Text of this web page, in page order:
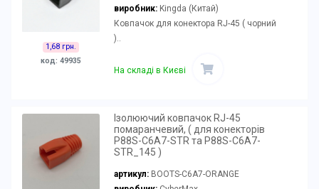
1,68 грн.
код: 49935
виробник:Kingda (Китай)
Ковпачок для конектора RJ-45 ( чорний
)..
На складі в Києві
Ізолюючий ковпачок RJ-45
помаранчевий, ( для конекторів
P88S-C6A7-STR та P88S-C6A7-
STR_145 )
артикул: BOOTS-C6A7-ORANGE